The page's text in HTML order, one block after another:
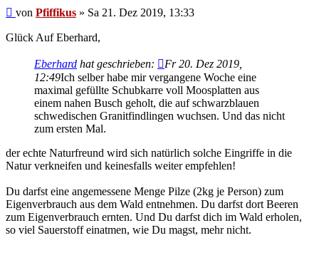
Beitrag
von Pfiffikus » Sa 21. Dez 2019, 13:33
Glück Auf Eberhard,
Eberhard hat geschrieben:
Fr 20. Dez 2019,
12:49Ich selber habe mir vergangene Woche eine
maximal gefüllte Schubkarre voll Moosplatten aus
einem nahen Busch geholt, die auf schwarzblauen
schwedischen Granitfindlingen wuchsen. Und das nicht
zum ersten Mal.
der echte Naturfreund wird sich natürlich solche Eingriffe in die
Natur verkneifen und keinesfalls weiter empfehlen!
Du darfst eine angemessene Menge Pilze (2kg je Person) zum
Eigenverbrauch aus dem Wald entnehmen. Du darfst dort Beeren
zum Eigenverbrauch ernten. Und Du darfst dich im Wald erholen,
so viel Sauerstoff einatmen, wie Du magst, mehr nicht.